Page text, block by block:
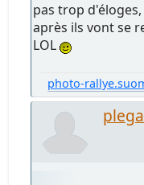
pas trop
après ils vont se
LOL
photo-